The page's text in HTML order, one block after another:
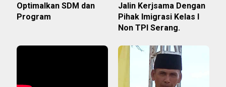
Optimalkan SDM dan
Program
Jalin Kerjsama Dengan
Pihak Imigrasi Kelas I
Non TPI Serang.